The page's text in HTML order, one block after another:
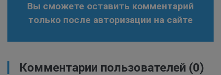
Вы сможете оставить комментарий
только после авторизации на сайте
Комментарии пользователей (0)